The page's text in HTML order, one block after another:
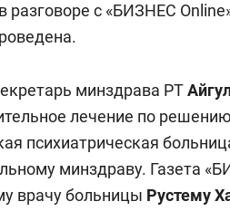
в разговоре с «БИЗНЕС
минздрава РТ
лечение по
психиатрическая
минздраву. Газета
врачу больницы Рустему